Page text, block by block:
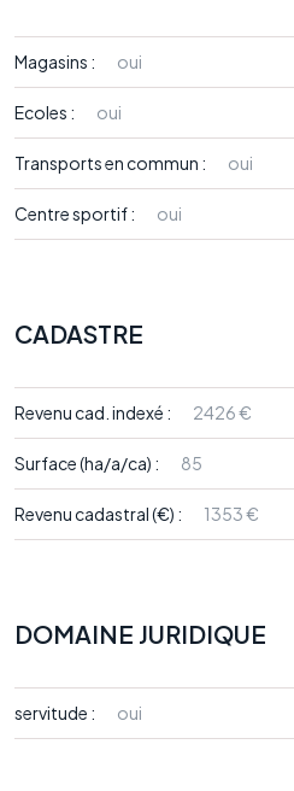
Magasins : oui
Ecoles : oui
Transports en commun : oui
Centre sportif : oui
CADASTRE
Revenu cad. indexé : 2426 €
Surface (ha/a/ca) : 85
Revenu cadastral (€) : 1353 €
DOMAINE JURIDIQUE
servitude : oui